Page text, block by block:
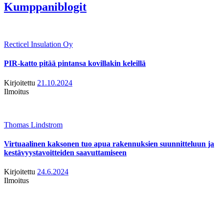
Kumppaniblogit
Recticel Insulation Oy
PIR-katto pitää pintansa kovillakin keleillä
Kirjoitettu 21.10.2024
Ilmoitus
Thomas Lindstrom
Virtuaalinen kaksonen tuo apua rakennuksien suunnitteluun ja
kestävyystavoitteiden saavuttamiseen
Kirjoitettu 24.6.2024
Ilmoitus